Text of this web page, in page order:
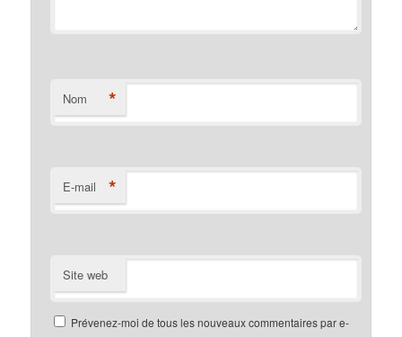
Nom *
E-mail *
Site web
Prévenez-moi de tous les nouveaux commentaires par e-